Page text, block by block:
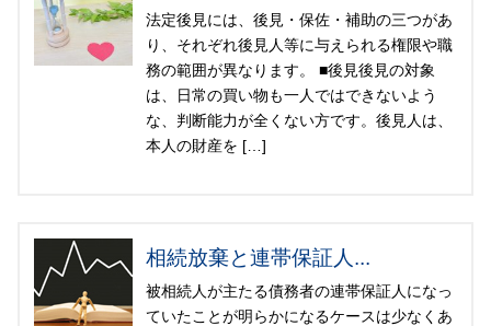
法定後見には、後見・保佐・補助の三つがあ
り、それぞれ後見人等に与えられる権限や職
務の範囲が異なります。 ■後見後見の対象
は、日常の買い物も一人ではできないよう
な、判断能力が全くない方です。後見人は、
本人の財産を […]
相続放棄と連帯保証人...
被相続人が主たる債務者の連帯保証人になっ
ていたことが明らかになるケースは少なくあ